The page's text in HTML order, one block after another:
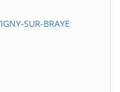
SUR-BRAYE